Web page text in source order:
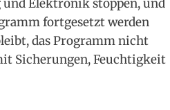
Elektronik stoppen, und
fortgesetzt werden
das Programm nicht
Sicherungen, Feuchtigkeit